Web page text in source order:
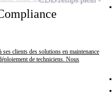
clients des solutions en maintenance
de techniciens. Nous